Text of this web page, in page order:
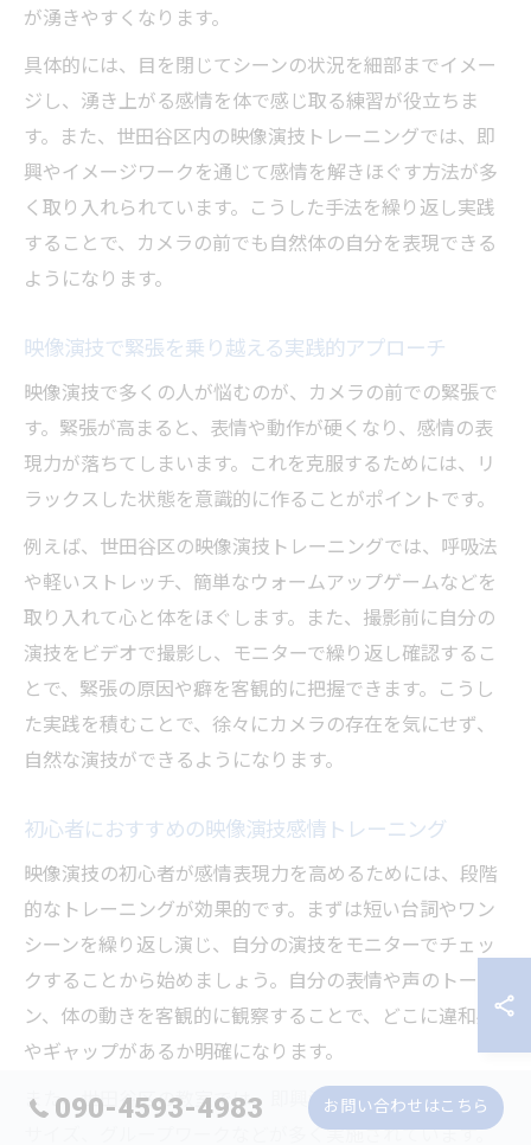
が湧きやすくなります。
具体的には、目を閉じてシーンの状況を細部までイメー
ジし、湧き上がる感情を体で感じ取る練習が役立ちま
す。また、世田谷区内の映像演技トレーニングでは、即
興やイメージワークを通じて感情を解きほぐす方法が多
く取り入れられています。こうした手法を繰り返し実践
することで、カメラの前でも自然体の自分を表現できる
ようになります。
映像演技で緊張を乗り越える実践的アプローチ
映像演技で多くの人が悩むのが、カメラの前での緊張で
す。緊張が高まると、表情や動作が硬くなり、感情の表
現力が落ちてしまいます。これを克服するためには、リ
ラックスした状態を意識的に作ることがポイントです。
例えば、世田谷区の映像演技トレーニングでは、呼吸法
や軽いストレッチ、簡単なウォームアップゲームなどを
取り入れて心と体をほぐします。また、撮影前に自分の
演技をビデオで撮影し、モニターで繰り返し確認するこ
とで、緊張の原因や癖を客観的に把握できます。こうし
た実践を積むことで、徐々にカメラの存在を気にせず、
自然な演技ができるようになります。
初心者におすすめの映像演技感情トレーニング
映像演技の初心者が感情表現力を高めるためには、段階
的なトレーニングが効果的です。まずは短い台詞やワン
シーンを繰り返し演じ、自分の演技をモニターでチェッ
クすることから始めましょう。自分の表情や声のトー
ン、体の動きを客観的に観察することで、どこに違和感
やギャップがあるか明確になります。
また、世田谷区の教室では、即興演技や感情解放エクサ
サイズ、グループワークなどが多く実施されています。
090-4593-4983 お問い合わせはこちら